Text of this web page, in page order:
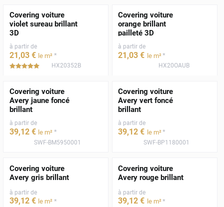
Covering voiture
violet sureau brillant
3D
à partir de
21,03 € le m² *
*****HX20352B
Covering voiture
orange brillant
pailleté 3D
à partir de
21,03 € le m²*
HX20OAUB
Covering voiture
Avery jaune foncé
brillant
à partir de
39,12 € le m² *
SWF-BM5950001
Covering voiture
Avery vert foncé
brillant
à partir de
39,12 € le m²*
SWF-BP1180001
Covering voiture
Avery gris brillant
à partir de
39,12 € le m² *
Covering voiture
Avery rouge brillant
à partir de
39,12 € le m²*